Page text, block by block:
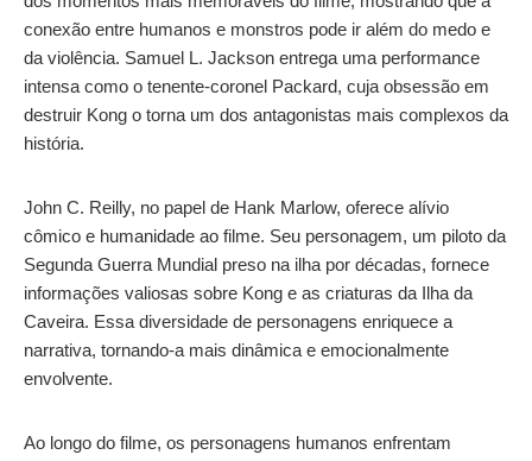
conexão entre humanos e monstros pode ir além do medo e
da violência. Samuel L. Jackson entrega uma performance
intensa como o tenente-coronel Packard, cuja obsessão em
destruir Kong o torna um dos antagonistas mais complexos da
história.
John C. Reilly, no papel de Hank Marlow, oferece alívio
cômico e humanidade ao filme. Seu personagem, um piloto da
Segunda Guerra Mundial preso na ilha por décadas, fornece
informações valiosas sobre Kong e as criaturas da Ilha da
Caveira. Essa diversidade de personagens enriquece a
narrativa, tornando-a mais dinâmica e emocionalmente
envolvente.
Ao longo do filme, os personagens humanos enfrentam